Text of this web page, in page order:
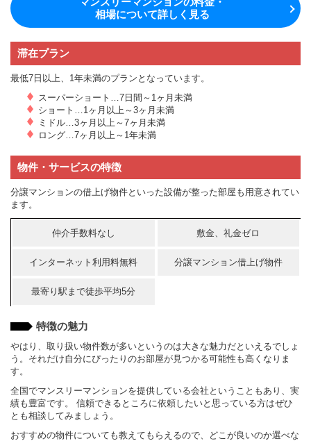
相場について詳しく見る
滞在プラン
最低7日以上、1年未満のプランとなっています。
スーパーショート…7日間～1ヶ月未満
ショート…1ヶ月以上～3ヶ月未満
ミドル…3ヶ月以上～7ヶ月未満
ロング…7ヶ月以上～1年未満
物件・サービスの特徴
分譲マンションの借上げ物件といった設備が整った部屋も用意されてい
ます。
仲介手数料なし 敷金、礼金ゼロ
インターネット利用料無料 分譲マンション借上げ物件
最寄り駅まで徒歩平均5分
特徴の魅力
やはり、取り扱い物件数が多いというのは大きな魅力だといえるでしょ
う。それだけ自分にぴったりのお部屋が見つかる可能性も高くなりま
す。
全国でマンスリーマンションを提供している会社ということもあり、実
績も豊富です。 信頼できるところに依頼したいと思っている方はぜひ
とも相談してみましょう。
おすすめの物件についても教えてもらえるので、どこが良いのか選べな